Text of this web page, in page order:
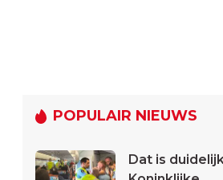
POPULAIR NIEUWS
Dat is